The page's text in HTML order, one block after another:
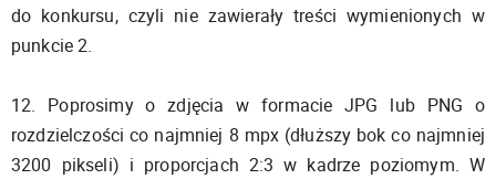
do konkursu, czyli nie zawierały treści wymienionych w
punkcie 2.
12. Poprosimy o zdjęcia w formacie JPG lub PNG o
rozdzielczości co najmniej 8 mpx (dłuższy bok co najmniej
3200 pikseli) i proporcjach 2:3 w kadrze poziomym. W